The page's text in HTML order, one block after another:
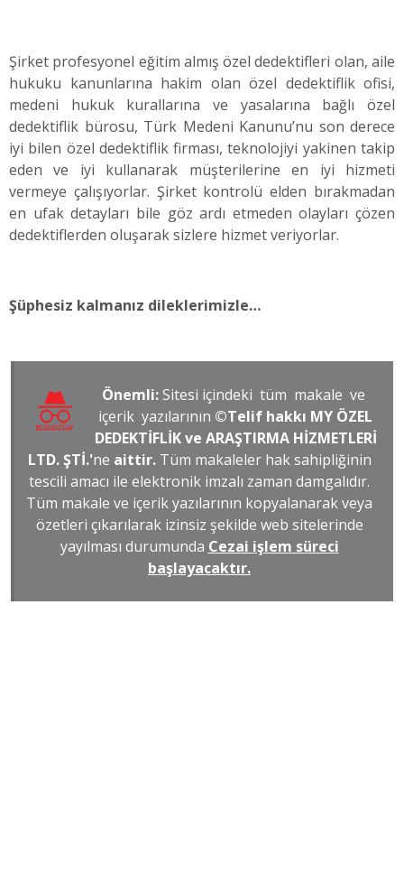
Şirket profesyonel eğitim almış özel dedektifleri olan, aile
hukuku kanunlarına hakim olan özel dedektiflik ofisi,
medeni hukuk kurallarına ve yasalarına bağlı özel
dedektiflik bürosu, Türk Medeni Kanunu’nu son derece
iyi bilen özel dedektiflik firması, teknolojiyi yakinen takip
eden ve iyi kullanarak müşterilerine en iyi hizmeti
vermeye çalışıyorlar. Şirket kontrolü elden bırakmadan
en ufak detayları bile göz ardı etmeden olayları çözen
dedektiflerden oluşarak sizlere hizmet veriyorlar.
Şüphesiz kalmanız dileklerimizle…
Önemli:Sitesi içindeki tüm makale ve
içerik yazılarının ©Telif hakkı MY ÖZEL
DEDEKTİFLİK ve ARAŞTIRMA HİZMETLERİ
LTD. ŞTİ.'ne aittir. Tüm makaleler hak sahipliğinin
tescili amacı ile elektronik imzalı zaman damgalıdır.
Tüm makale ve içerik yazılarının kopyalanarak veya
özetleri çıkarılarak izinsiz şekilde web sitelerinde
yayılması durumunda Cezai işlem süreci
başlayacaktır.